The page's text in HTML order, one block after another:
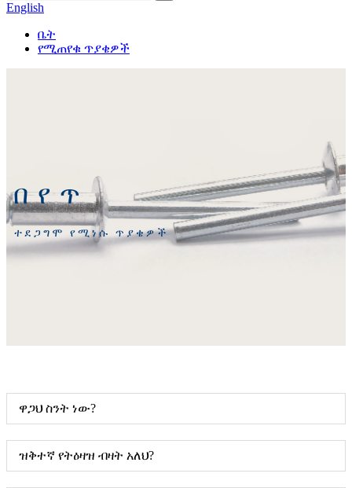
English
ቤት
የሚጠየቁ ጥያቄዎች
በየጥ
ተደጋግሞ የሚነሱ ጥያቄዎች
ዋጋህ ስንት ነው?
ዝቅተኛ የትዕዛዝ ብዛት አለህ?